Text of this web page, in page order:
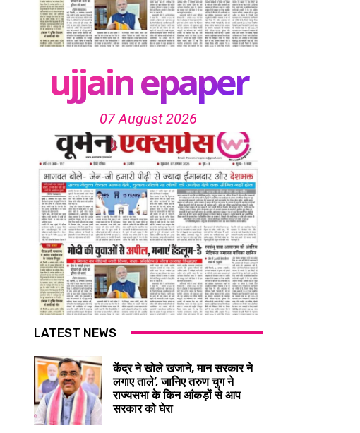
ujjain epaper
07 August 2026
LATEST NEWS
केंद्र ने खोले खजाने, मान सरकार ने
लगाए ताले’, जानिए तरुण चुग ने
राज्यसभा के किन आंकड़ों से आप
सरकार को घेरा